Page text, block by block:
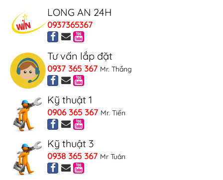
LONG AN 24H
0937365367
Tư vấn lắp đặt
0937 365 367 Mr. Thắng
Kỹ thuật 1
0906 365 367 Mr. Tiến
Kỹ thuật 3
0938 365 367 Mr Tuân